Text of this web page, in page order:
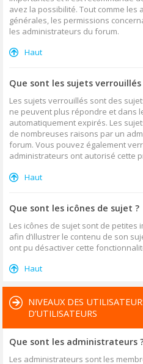
avez la possibilité. Tout comme les
générales, les permissions
les administrateurs du forum.
Haut
Que sont les sujets verrouillés
Les sujets verrouillés sont des
ne peuvent plus répondre et dans
automatiquement expirés. Les
de nombreuses raisons par un
forum. Vous pouvez également
administrateurs ont autorisé cette
Haut
Que sont les icônes de sujet ?
Les icônes de sujet sont de petites
afin d’illustrer le contenu de son
ont pu désactiver cette
Haut
NIVEAUX DES
D’UTILISATEURS
Que sont les administrateurs
Les administrateurs sont les